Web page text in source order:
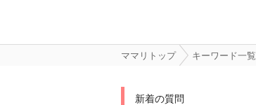
ママリトップ キーワード一覧
新着の質問